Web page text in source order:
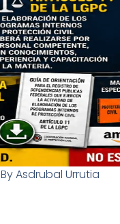
ByAsdrubal Urrutia